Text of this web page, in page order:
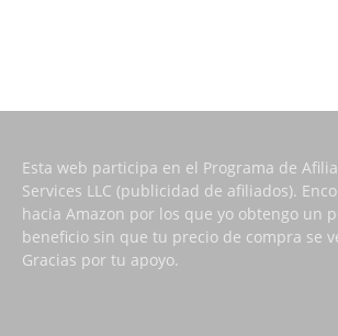
Esta web participa en el Programa de
Services LLC (publicidad de afiliados).
hacia Amazon por los que yo obtengo un
beneficio sin que tu precio de compra se
Gracias por tu apoyo.